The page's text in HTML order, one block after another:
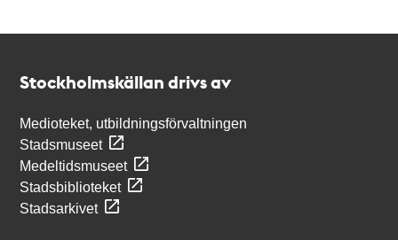
Stockholmskällan drivs av
Medioteket, utbildningsförvaltningen
Stadsmuseet
Medeltidsmuseet
Stadsbiblioteket
Stadsarkivet